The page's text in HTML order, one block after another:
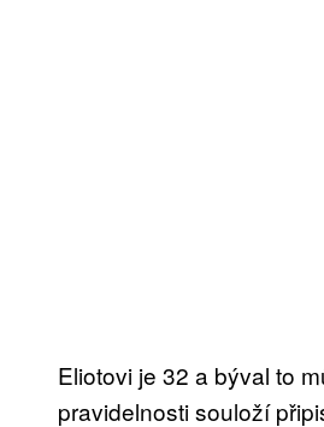
Eliotovi je 32 a býval to
pravidelnosti souloží